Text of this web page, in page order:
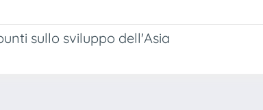
sullo sviluppo dell'Asia